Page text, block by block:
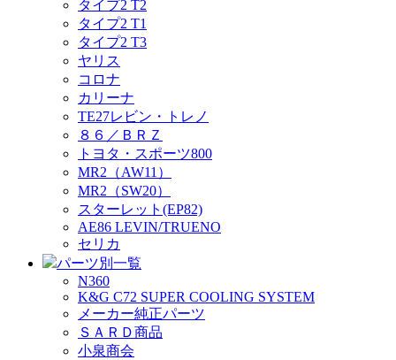
タイプ2 T2
タイプ2 T1
タイプ2 T3
ヤリス
コロナ
カリーナ
TE27レビン・トレノ
８６／ＢＲＺ
トヨタ・スポーツ800
MR2（AW11）
MR2（SW20）
スターレット(EP82)
AE86 LEVIN/TRUENO
セリカ
パーツ別一覧
N360
K&G C72 SUPER COOLING SYSTEM
メーカー純正パーツ
ＳＡＲＤ商品
小泉商会